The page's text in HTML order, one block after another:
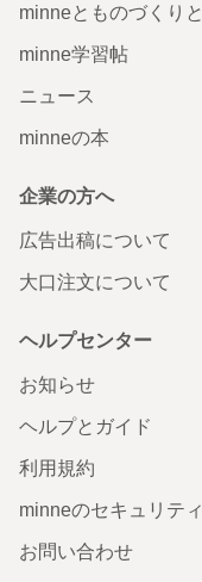
minneとものづくりと
minne学習帖
ニュース
minneの本
企業の方へ
広告出稿について
大口注文について
ヘルプセンター
お知らせ
ヘルプとガイド
利用規約
minneのセキュリティ
お問い合わせ